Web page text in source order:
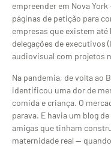
empreender em Nova
páginas de petição para
empresas que existem
delegações de executivos
audiovisual com projetos
Na pandemia, de volta ao
identificou uma dor de
comida e criança. O
parava. E havia um blog
amigas que tinham
maternidade real —